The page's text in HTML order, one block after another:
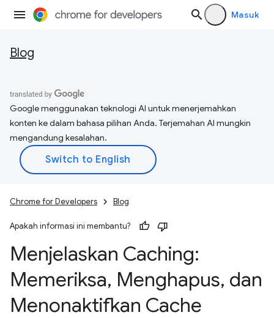
Masuk
Blog
Google menggunakan teknologi AI untuk menerjemahkan
konten ke dalam bahasa pilihan Anda. Terjemahan AI mungkin
mengandung kesalahan.
Chrome for Developers Blog
Apakah informasi ini membantu?
Menjelaskan Caching:
Memeriksa, Menghapus, dan
Menonaktifkan Cache